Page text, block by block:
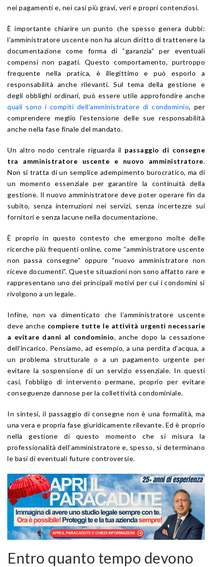
nei pagamenti e, nei casi più gravi, veri e propri contenziosi.
È importante chiarire un punto che spesso genera dubbi:
l’amministratore uscente non ha alcun diritto di trattenere la
documentazione come forma di “garanzia” per eventuali
compensi non pagati. Questo comportamento, purtroppo
frequente nella pratica, è illegittimo e può esporlo a
responsabilità anche rilevanti. Sul tema della gestione e
degli obblighi ordinari, può essere utile approfondire anche
quali sono i compiti dell’amministratore di condominio, per
comprendere meglio l’estensione delle sue responsabilità
anche nella fase finale del mandato.
Un altro nodo centrale riguarda il passaggio di consegne
tra amministratore uscente e nuovo amministratore.
Non si tratta di un semplice adempimento burocratico, ma di
un momento essenziale per garantire la continuità della
gestione. Il nuovo amministratore deve poter operare fin da
subito, senza interruzioni nei servizi, senza incertezze sui
fornitori e senza lacune nella documentazione.
È proprio in questo contesto che emergono molte delle
ricerche più frequenti online, come “amministratore uscente
non passa consegne” oppure “nuovo amministratore non
riceve documenti”. Queste situazioni non sono affatto rare e
rappresentano uno dei principali motivi per cui i condomini si
rivolgono a un legale.
Infine, non va dimenticato che l’amministratore uscente
deve anche compiere tutte le attività urgenti necessarie
a evitare danni al condominio, anche dopo la cessazione
dell’incarico. Pensiamo, ad esempio, a una perdita d’acqua, a
un problema strutturale o a un pagamento urgente per
evitare la sospensione di un servizio essenziale. In questi
casi, l’obbligo di intervento permane, proprio per evitare
conseguenze dannose per la collettività condominiale.
In sintesi, il passaggio di consegne non è una formalità, ma
una vera e propria fase giuridicamente rilevante. Ed è proprio
nella gestione di questo momento che si misura la
professionalità dell’amministratore e, spesso, si determinano
le basi di eventuali future controversie.
Entro quanto tempo devono